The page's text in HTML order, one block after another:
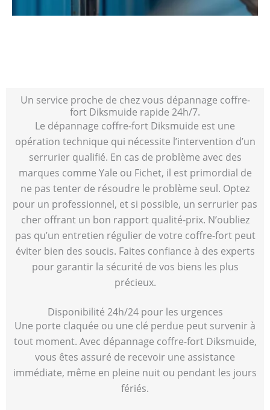
Un service proche de chez vous dépannage coffre-
fort Diksmuide rapide 24h/7.
Le dépannage coffre-fort Diksmuide est une
opération technique qui nécessite l’intervention d’un
serrurier qualifié. En cas de problème avec des
marques comme Yale ou Fichet, il est primordial de
ne pas tenter de résoudre le problème seul. Optez
pour un professionnel, et si possible, un serrurier pas
cher offrant un bon rapport qualité-prix. N’oubliez
pas qu’un entretien régulier de votre coffre-fort peut
éviter bien des soucis. Faites confiance à des experts
pour garantir la sécurité de vos biens les plus
précieux.
Disponibilité 24h/24 pour les urgences
Une porte claquée ou une clé perdue peut survenir à
tout moment. Avec dépannage coffre-fort Diksmuide,
vous êtes assuré de recevoir une assistance
immédiate, même en pleine nuit ou pendant les jours
fériés.